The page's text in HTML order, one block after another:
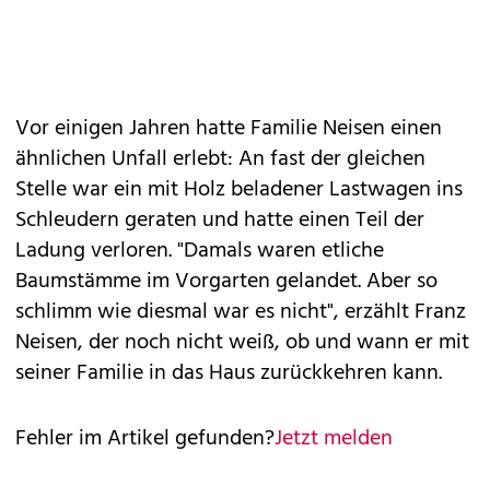
Vor einigen Jahren hatte Familie Neisen einen
ähnlichen Unfall erlebt: An fast der gleichen
Stelle war ein mit Holz beladener Lastwagen ins
Schleudern geraten und hatte einen Teil der
Ladung verloren. "Damals waren etliche
Baumstämme im Vorgarten gelandet. Aber so
schlimm wie diesmal war es nicht", erzählt Franz
Neisen, der noch nicht weiß, ob und wann er mit
seiner Familie in das Haus zurückkehren kann.
Fehler im Artikel gefunden?Jetzt melden